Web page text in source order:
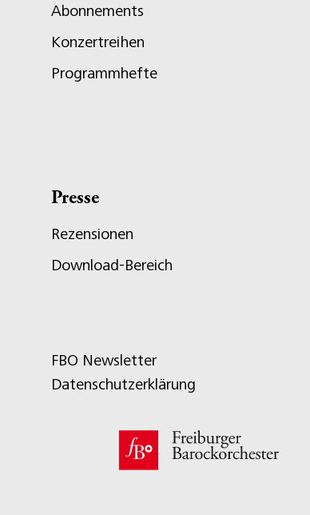
Abonnements
Konzertreihen
Programmhefte
Presse
Rezensionen
Download-Bereich
FBO Newsletter
Datenschutzerklärung